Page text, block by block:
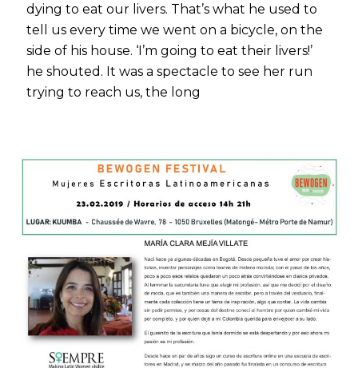
dying to eat our livers. That’s what he used to
tell us every time we went on a bicycle, on the
side of his house. ‘I’m going to eat their livers!’
he shouted. It was a spectacle to see her run
trying to reach us, the long